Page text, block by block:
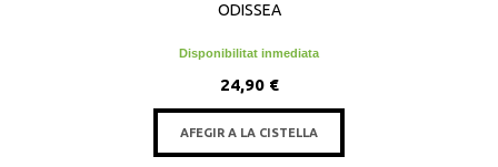
ODISSEA
Disponibilitat inmediata
24,90 €
AFEGIR A LA CISTELLA